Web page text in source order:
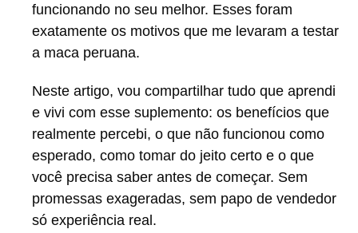
funcionando no seu melhor. Esses foram
exatamente os motivos que me levaram a testar
a maca peruana.
Neste artigo, vou compartilhar tudo que aprendi
e vivi com esse suplemento: os benefícios que
realmente percebi, o que não funcionou como
esperado, como tomar do jeito certo e o que
você precisa saber antes de começar. Sem
promessas exageradas, sem papo de vendedor
só experiência real.